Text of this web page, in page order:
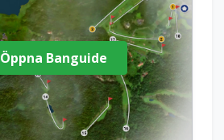
Öppna Banguide